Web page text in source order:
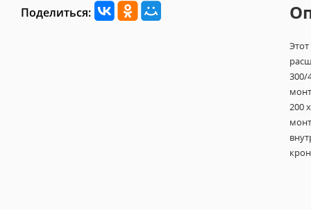
Поделиться:
300/
200